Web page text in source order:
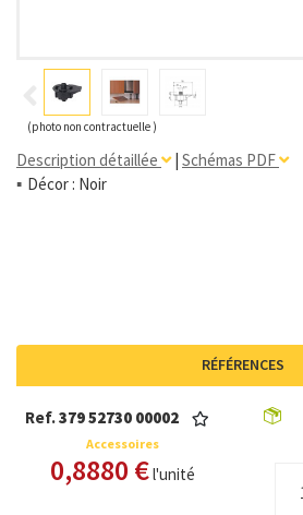
Description détaillée | Schémas PDF
Décor : Noir
(photo non contractuelle )
RÉFÉRENCES
Ref.379 52730 00002
Accessoires
0,8880 €l'unité